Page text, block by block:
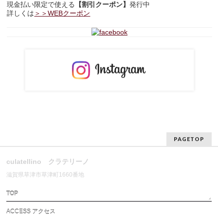
現金払い限定で使える 【割引クーポン】発行中
詳しくは ＞＞WEBクーポン
PAGETOP
culatellino クラテリーノ
滋賀県草津市草津町1660番地
TOP
ACCESS アクセス